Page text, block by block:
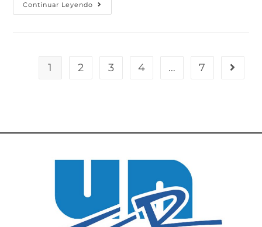
Continuar Leyendo
1 2 3 4 … 7